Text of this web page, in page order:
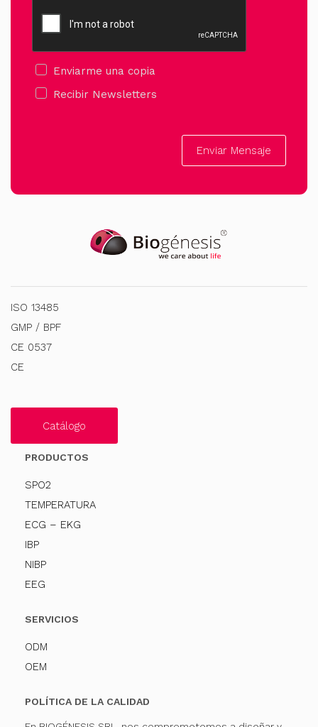
Enviarme una copia
Recibir Newsletters
Enviar Mensaje
ISO 13485
GMP / BPF
CE 0537
CE
Catálogo
PRODUCTOS
SPO2
TEMPERATURA
ECG – EKG
IBP
NIBP
EEG
SERVICIOS
ODM
OEM
POLÍTICA DE LA CALIDAD